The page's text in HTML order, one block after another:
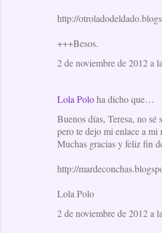
http://
+++Besos.
2 de noviembre de 2012 a
Lola Poloha dicho que…
Buenos días, Teresa, no sé
pero te dejo mi enlace a mi
Muchas gracias y feliz fin
http://
Lola Polo
2 de noviembre de 2012 a